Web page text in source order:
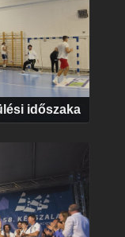
időszaka